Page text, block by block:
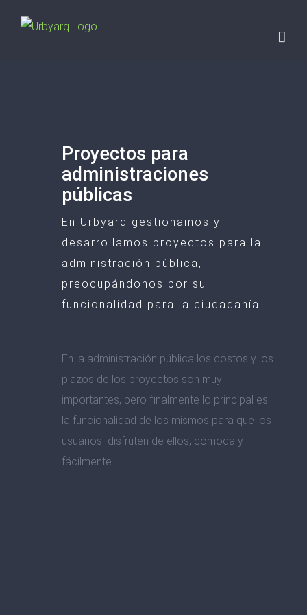
Proyectos para
administraciones
públicas
En Urbyarq gestionamos y
desarrollamos proyectos para la
administración pública,
preocupándonos por su
funcionalidad para la ciudadanía
En la administración pública los costos y los
plazos de los proyectos son muy
importantes, pero finalmente lo principal es
la funcionalidad de los mismos para que los
usuarios disfruten de ellos, cómoda y
fácilmente.